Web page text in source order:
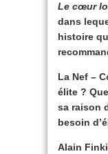
Le cœur
dans
histoire
La Nef –
élite ?
sa raison
besoin
Alain